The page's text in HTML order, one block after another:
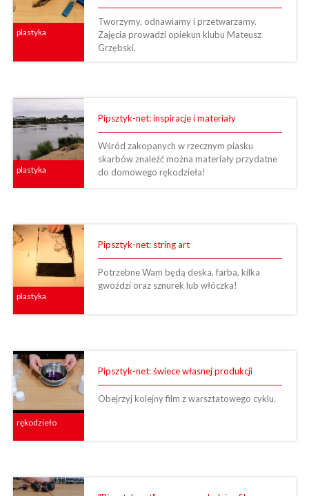
plastyka
Tworzymy, odnawiamy i przetwarzamy.
Zajęcia prowadzi opiekun klubu Mateusz
Grzębski.
plastyka
Pipsztyk-net: inspiracje i materiały
Wśród zakopanych w rzecznym piasku
skarbów znaleźć można materiały przydatne
do domowego rękodzieła!
plastyka
Pipsztyk-net: string art
Potrzebne Wam będą deska, farba, kilka
gwoździ oraz sznurek lub włóczka!
rękodzieło
Pipsztyk-net: świece własnej produkcji
Obejrzyj kolejny film z warsztatowego cyklu.